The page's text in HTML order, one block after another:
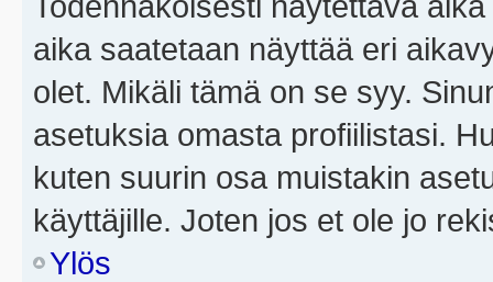
aika saatetaan näyttää eri
olet. Mikäli tämä on se syy.
asetuksia omasta profiilistasi.
kuten suurin osa muistakin
käyttäjille. Joten jos et ole jo
Ylös